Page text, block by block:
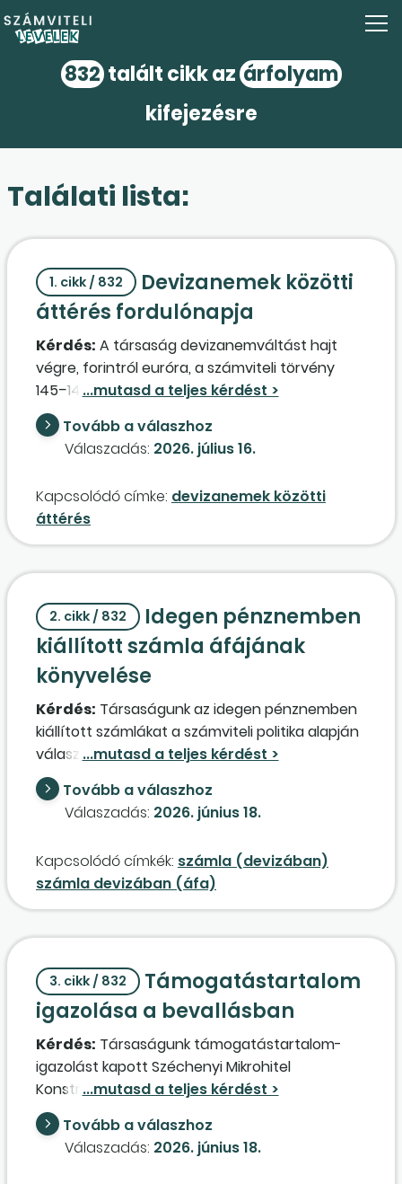
832talált cikk az árfolyam
kifejezésre
Találati lista:
1. cikk / 832
Devizanemek közötti
áttérés fordulónapja
Kérdés: A társaság devizanemváltást hajt
végre, forintról euróra, a számviteli törvény
145–146. §-a alapján. Az áttérés napja az üzleti
év mérlegfordulónapja (2026. szeptember 30.),
és az áttérést követő naptól (2026. október 1.)
történik a könyvvezetés euróban. A
módosítása, jegyzett tőke devizaneme)
tekintetében mely dátum tekintendő
helyesnek: szeptember 30., mint a
mérlegfordulónap, vagy október 1., mint az új
Tovább a válaszhoz
Válaszadás: 2026. július 16.
Kapcsolódó címke: devizanemek közötti
áttérés
2. cikk / 832
Idegen pénznemben
kiállított számla áfájának
könyvelése
Kérdés: Társaságunk az idegen pénznemben
kiállított számlákat a számviteli politika alapján
választottárfolyamon átszámítva könyveli,
forintban. A levonható áfa tekintetében pedig
a bizonylaton megjelenő forintösszeg kerül
könyvelésre. Ezáltal az áfabevallásban az
egyező összegben, míg az adóalapok eltérően
kerülnek bele a belföldi összesítő jelentésekbe.
Hogyan oldható fel az az ellentmondás, hogy
egyszerre feleljünk meg a számviteli törvény és
Tovább a válaszhoz
Válaszadás: 2026. június 18.
Kapcsolódó címkék: számla (devizában)
számla devizában (áfa)
3. cikk / 832
Támogatástartalom
igazolása a bevallásban
Kérdés: Társaságunk támogatástartalom-
igazolást kapott Széchenyi Mikrohitel
Konstrukció keretében kamat- és
kezelésiköltség-támogatásról. Megjelölték a
támogatástartalom összegét. Hogyan kell
könyvelni és szerepeltetni a társaságiadó-
Tovább a válaszhoz
Válaszadás: 2026. június 18.